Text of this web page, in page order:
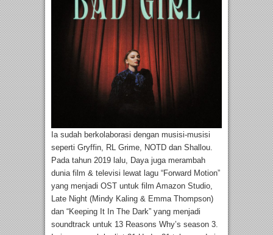
Ia sudah berkolaborasi dengan musisi-musisi
seperti Gryffin, RL Grime, NOTD dan Shallou.
Pada tahun 2019 lalu, Daya juga merambah
dunia film & televisi lewat lagu “Forward Motion”
yang menjadi OST untuk film Amazon Studio,
Late Night (Mindy Kaling & Emma Thompson)
dan “Keeping It In The Dark” yang menjadi
soundtrack untuk 13 Reasons Why’s season 3.